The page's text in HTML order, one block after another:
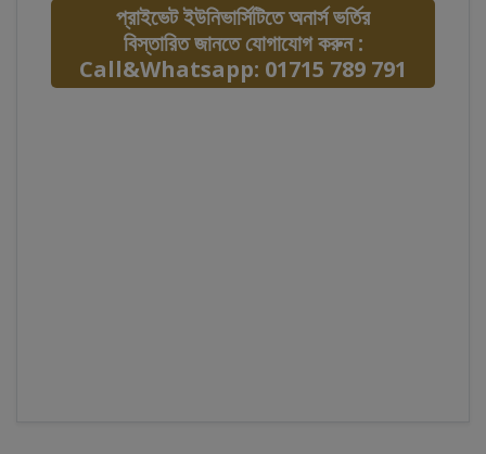
প্রাইভেট ইউনিভার্সিটিতে অনার্স ভর্তির
বিস্তারিত জানতে যোগাযোগ করুন :
Call&Whatsapp: 01715 789 791